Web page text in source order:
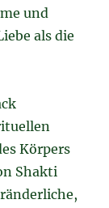
und
als die
Körpers
Shakti